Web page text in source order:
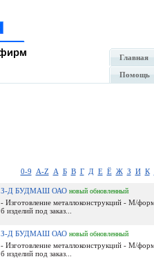
Главная
Помощь
0-9 A-Z А Б В Г Д Е Ё Ж З И К
З-Д БУДМАШ ОАО новый обновленный
- Изготовление металлоконструкций - М/
б изделий под заказ...
З-Д БУДМАШ ОАО новый обновленный
- Изготовление металлоконструкций - М/
б изделий под заказ...